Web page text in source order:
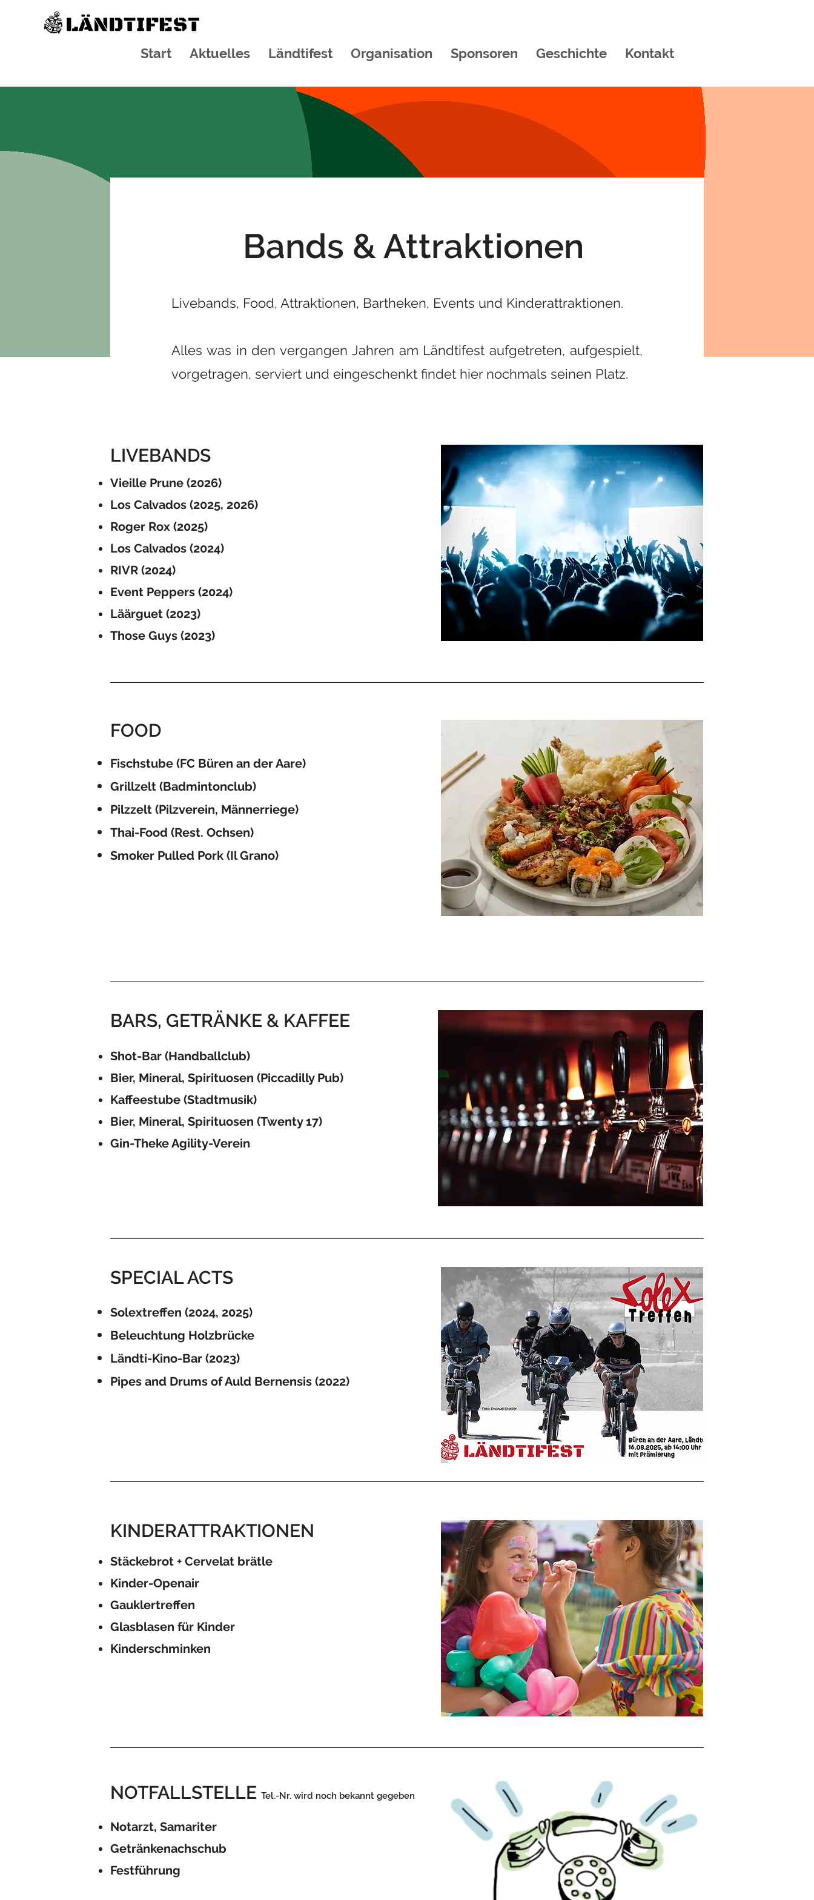
Start Aktuelles Ländtifest Organisation Sponsoren Geschichte Kontakt
Bands & Attraktionen
Livebands, Food, Attraktionen, Bartheken, Events und Kinderattraktionen.
Alles was in den vergangen Jahren am Ländtifest aufgetreten, aufgespielt,
vorgetragen, serviert und eingeschenkt findet hier nochmals seinen Platz.
LIVEBANDS
Vieille Prune (2026)
Los Calvados (2025, 2026)
Roger Rox (2025)
Los Calvados (2024)
RIVR (2024)
Event Peppers (2024)
Läärguet (2023)
Those Guys (2023)
FOOD
Fischstube (FC Büren an der Aare)
Grillzelt (Badmintonclub)
Pilzzelt (Pilzverein, Männerriege)
​Thai-Food (Rest. Ochsen)
Smoker Pulled Pork (Il Grano)
BARS, GETRÄNKE & KAFFEE
Shot-Bar (Handballclub)
Bier, Mineral, Spirituosen (Piccadilly Pub)
Kaffeestube (Stadtmusik)
Bier, Mineral, Spirituosen (Twenty 17)
Gin-Theke Agility-Verein
SPECIAL ACTS
Solextreffen (2024, 2025)
Beleuchtung Holzbrücke
Ländti-Kino-Bar (2023)
Pipes and Drums of Auld Bernensis (2022)
KINDERATTRAKTIONEN
Stäckebrot + Cervelat brätle
​Kinder-Openair
Gauklertreffen
Glasblasen für Kinder
Kinderschminken
NOTFALLSTELLE Tel.-Nr. wird noch bekannt gegeben
Notarzt, Samariter
Getränkenachschub
Festführung